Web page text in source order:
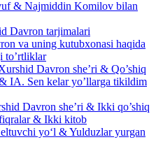
& Najmiddin Komilov bilan
Davron tarjimalari
va uning kutubxonasi haqida
to’rtliklar
Davron she’ri & Qo’shiq
IA. Sen kelar yo’llarga tikildim
Davron she’ri & Ikki qo’shiq
& Ikki kitob
yo‘l & Yulduzlar yurgan